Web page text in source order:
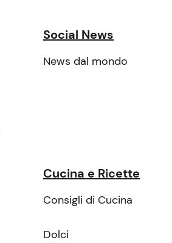
Social News
News dal mondo
Cucina e Ricette
Consigli di Cucina
Dolci